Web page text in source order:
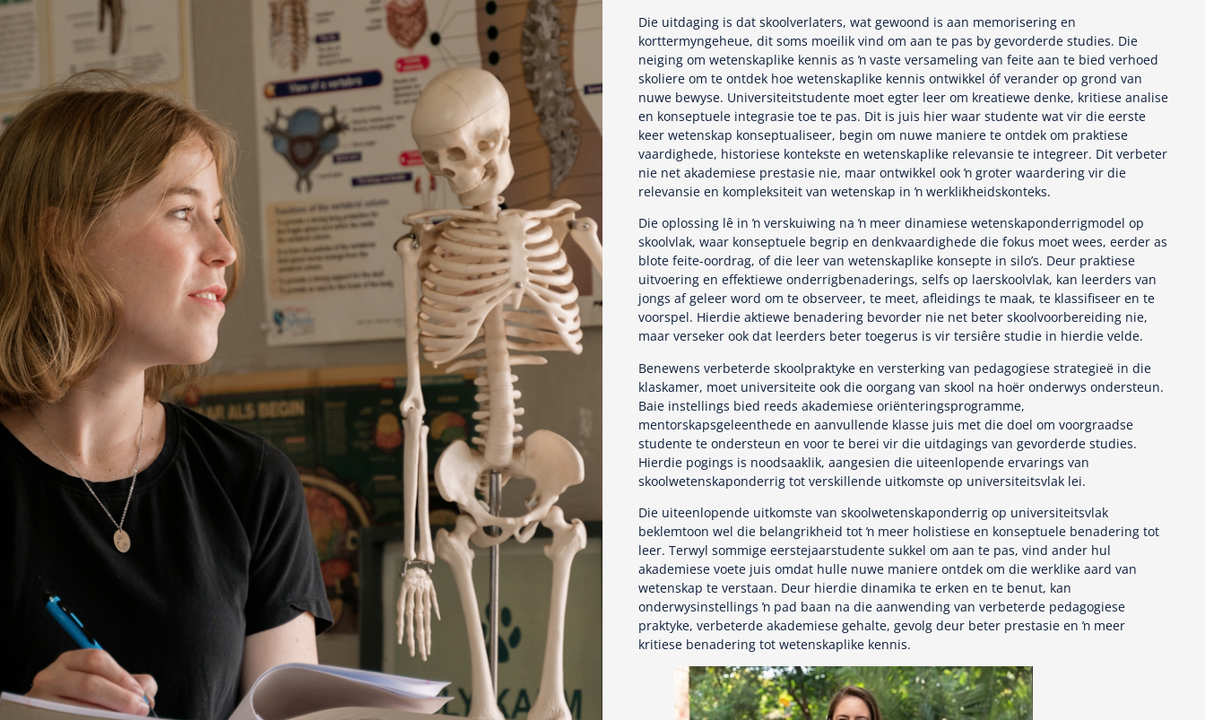
Die uitdaging is dat skoolverlaters, wat gewoond is aan memorisering en
korttermyngeheue, dit soms moeilik vind om aan te pas by gevorderde studies. Die
neiging om wetenskaplike kennis as ŉ vaste versameling van feite aan te bied verhoed
skoliere om te ontdek hoe wetenskaplike kennis ontwikkel óf verander op grond van
nuwe bewyse. Universiteitstudente moet egter leer om kreatiewe denke, kritiese analise
en konseptuele integrasie toe te pas. Dit is juis hier waar studente wat vir die eerste
keer wetenskap konseptualiseer, begin om nuwe maniere te ontdek om praktiese
vaardighede, historiese kontekste en wetenskaplike relevansie te integreer. Dit verbeter
nie net akademiese prestasie nie, maar ontwikkel ook ŉ groter waardering vir die
relevansie en kompleksiteit van wetenskap in ŉ werklikheidskonteks.
Die oplossing lê in ŉ verskuiwing na ŉ meer dinamiese wetenskaponderrigmodel op
skoolvlak, waar konseptuele begrip en denkvaardighede die fokus moet wees, eerder as
blote feite-oordrag, of die leer van wetenskaplike konsepte in silo’s. Deur praktiese
uitvoering en effektiewe onderrigbenaderings, selfs op laerskoolvlak, kan leerders van
jongs af geleer word om te observeer, te meet, afleidings te maak, te klassifiseer en te
voorspel. Hierdie aktiewe benadering bevorder nie net beter skoolvoorbereiding nie,
maar verseker ook dat leerders beter toegerus is vir tersiêre studie in hierdie velde.
Benewens verbeterde skoolpraktyke en versterking van pedagogiese strategieë in die
klaskamer, moet universiteite ook die oorgang van skool na hoër onderwys ondersteun.
Baie instellings bied reeds akademiese oriënteringsprogramme,
mentorskapsgeleenthede en aanvullende klasse juis met die doel om voorgraadse
studente te ondersteun en voor te berei vir die uitdagings van gevorderde studies.
Hierdie pogings is noodsaaklik, aangesien die uiteenlopende ervarings van
skoolwetenskaponderrig tot verskillende uitkomste op universiteitsvlak lei.
Die uiteenlopende uitkomste van skoolwetenskaponderrig op universiteitsvlak
beklemtoon wel die belangrikheid tot ŉ meer holistiese en konseptuele benadering tot
leer. Terwyl sommige eerstejaarstudente sukkel om aan te pas, vind ander hul
akademiese voete juis omdat hulle nuwe maniere ontdek om die werklike aard van
wetenskap te verstaan. Deur hierdie dinamika te erken en te benut, kan
onderwysinstellings ŉ pad baan na die aanwending van verbeterde pedagogiese
praktyke, verbeterde akademiese gehalte, gevolg deur beter prestasie en ŉ meer
kritiese benadering tot wetenskaplike kennis.